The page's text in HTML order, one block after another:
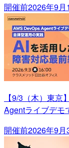
開催前2026年9月
【9/3（木）東
Agentライブデモ
開催前2026年9月